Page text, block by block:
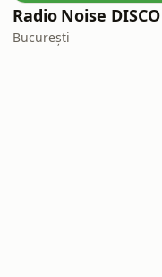
Radio Noise DISCO
București